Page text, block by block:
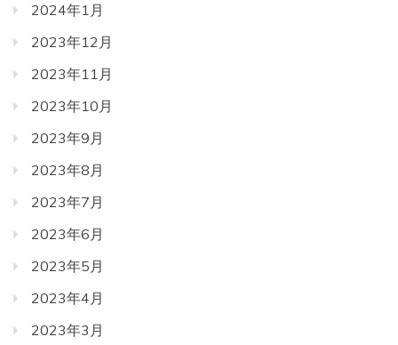
2024年1月
2023年12月
2023年11月
2023年10月
2023年9月
2023年8月
2023年7月
2023年6月
2023年5月
2023年4月
2023年3月